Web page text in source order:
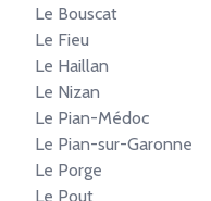
Le Bouscat
Le Fieu
Le Haillan
Le Nizan
Le Pian-Médoc
Le Pian-sur-Garonne
Le Porge
Le Pout